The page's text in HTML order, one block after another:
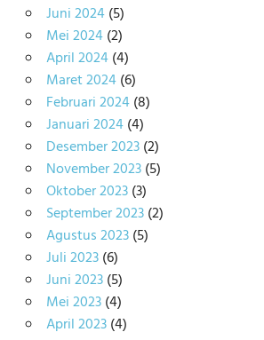
Juni 2024(5)
Mei 2024(2)
April 2024(4)
Maret 2024(6)
Februari 2024(8)
Januari 2024(4)
Desember 2023(2)
November 2023(5)
Oktober 2023(3)
September 2023(2)
Agustus 2023(5)
Juli 2023(6)
Juni 2023(5)
Mei 2023(4)
April 2023(4)